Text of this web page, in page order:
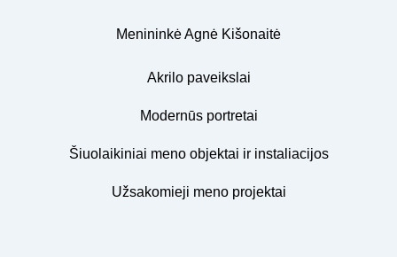
Menininkė Agnė Kišonaitė
Akrilo paveikslai
Modernūs portretai
Šiuolaikiniai meno objektai ir instaliacijos
Užsakomieji meno projektai